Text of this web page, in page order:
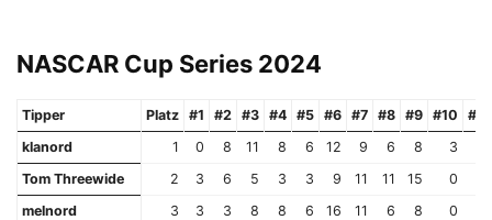
NASCAR Cup Series 2024
Tipper Platz #1 #2 #3 #4 #5 #6 #7 #8 #9 #10
#11
klanord
1 0 8 11 8 6 12 9 6 8 3
Tom Threewide
2 3 6 5 3 3 9 11 11 15 0
melnord
3 3 3 8 8 6 16 11 6 8 0